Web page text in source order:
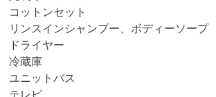
コットンセット
リンスインシャンプー、ボディーソープ
ドライヤー
冷蔵庫
ユニットバス
テレビ